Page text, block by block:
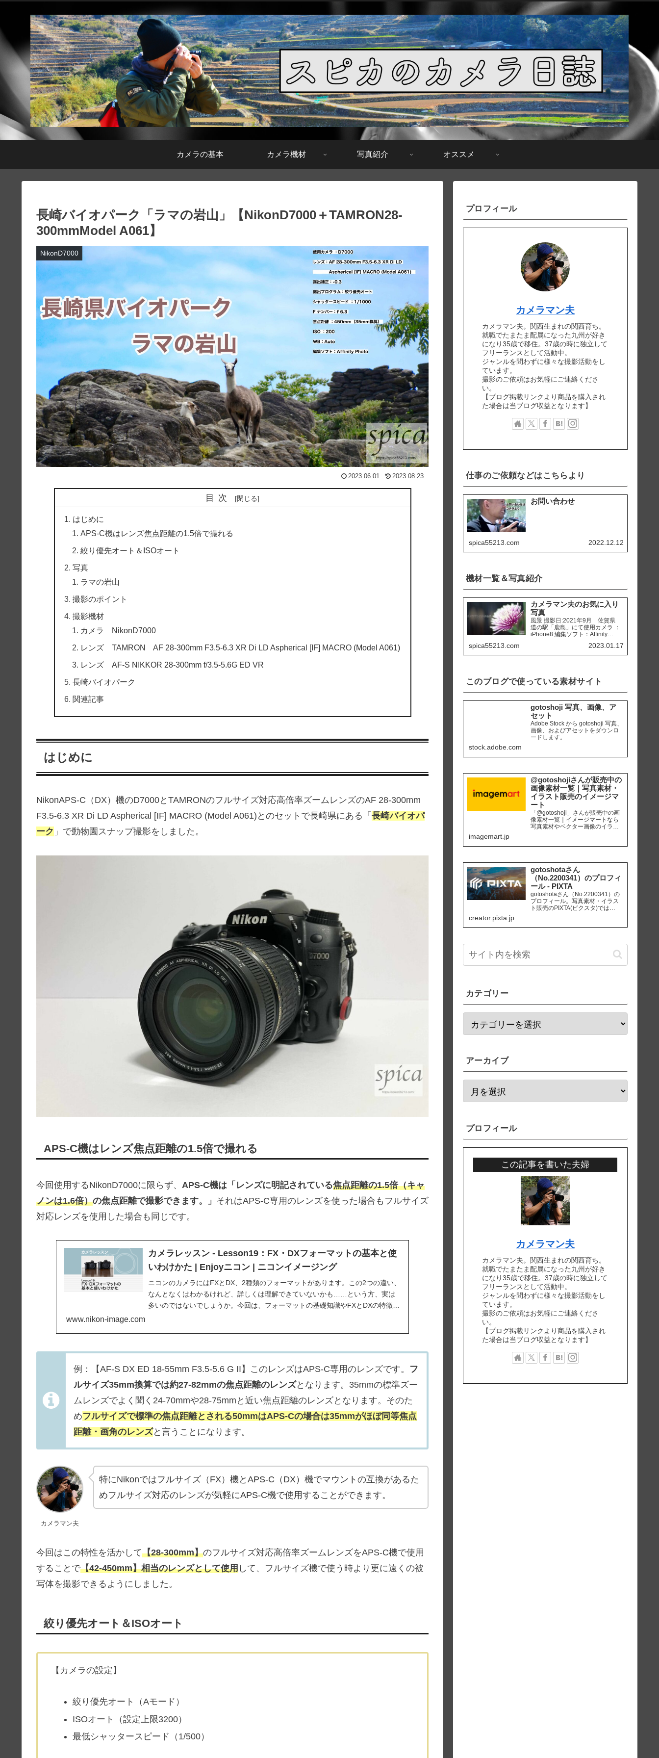
カメラの基本 カメラ機材 写真紹介 オススメ
長崎バイオパーク「ラマの岩山」【NikonD7000＋TAMRON28-
300mmModel A061】
NikonD7000
2023.06.01 2023.08.23
目次
はじめに
APS-C機はレンズ焦点距離の1.5倍で撮れる
絞り優先オート＆ISOオート
写真
ラマの岩山
撮影のポイント
撮影機材
カメラ NikonD7000
レンズ TAMRON AF 28-300mm F3.5-6.3 XR Di LD Aspherical [IF] MACRO (Model A061)
レンズ AF-S NIKKOR 28-300mm f/3.5-5.6G ED VR
長崎バイオパーク
関連記事
はじめに
NikonAPS-C（DX）機のD7000とTAMRONのフルサイズ対応高倍率ズームレンズのAF 28-300mm
F3.5-6.3 XR Di LD Aspherical [IF] MACRO (Model A061)とのセットで長崎県にある「 長崎バイオパ
ーク 」で動物園スナップ撮影をしました。
APS-C機はレンズ焦点距離の1.5倍で撮れる
今回使用するNikonD7000に限らず、 APS-C機は「レンズに明記されている焦点距離の1.5倍（キャ
ノンは1.6倍）の焦点距離で撮影できます。」 それはAPS-C専用のレンズを使った場合もフルサイズ
対応レンズを使用した場合も同じです。
カメラレッスン - Lesson19：FX・DXフォーマットの基本と使
いわけかた | Enjoyニコン | ニコンイメージング
ニコンのカメラにはFXとDX、2種類のフォーマットがあります。この2つの違い、
なんとなくはわかるけれど、詳しくは理解できていないかも……という方、実は
多いのではないでしょうか。今回は、フォーマットの基礎知識やFXとDXの特徴、
www.nikon-image.com
例：【AF-S DX ED 18-55mm F3.5-5.6 G II】このレンズはAPS-C専用のレンズです。 フ
ルサイズ35mm換算では約27-82mmの焦点距離のレンズとなります。35mmの標準ズー
ムレンズでよく聞く24-70mmや28-75mmと近い焦点距離のレンズとなります。そのた
めフルサイズで標準の焦点距離とされる50mmはAPS-Cの場合は35mmがほぼ同等焦点
距離・画角のレンズと言うことになります。
カメラマン夫
特にNikonではフルサイズ（FX）機とAPS-C（DX）機でマウントの互換があるた
めフルサイズ対応のレンズが気軽にAPS-C機で使用することができます。
今回はこの特性を活かして【28-300mm】のフルサイズ対応高倍率ズームレンズをAPS-C機で使用
することで【42-450mm】相当のレンズとして使用 して、フルサイズ機で使う時より更に遠くの被
写体を撮影できるようにしました。
絞り優先オート＆ISOオート
【カメラの設定】
絞り優先オート（Aモード）
ISOオート（設定上限3200）
最低シャッタースピード（1/500）
プロフィール
カメラマン夫
カメラマン夫。関西生まれの関西育ち。
就職でたまたま配属になった九州が好き
になり35歳で移住。37歳の時に独立して
フリーランスとして活動中。
ジャンルを問わずに様々な撮影活動をし
ています。
撮影のご依頼はお気軽にご連絡くださ
い。
【ブログ掲載リンクより商品を購入され
た場合は当ブログ収益となります】
仕事のご依頼などはこちらより
お問い合わせ
spica55213.com 2022.12.12
機材一覧＆写真紹介
カメラマン夫のお気に入り
写真
風景 撮影日:2021年9月 佐賀県
道の駅「鹿島」にて使用カメラ ：
iPhone8 編集ソフト：Affinity
天草市 「ホテルアレグリアガー
デンズ天草」にて使用カメラ ：
spica55213.com 2023.01.17
このブログで使っている素材サイト
gotoshoji 写真、画像、ア
セット
Adobe Stock から gotoshoji 写真、
画像、およびアセットをダウンロ
ードします。
stock.adobe.com
@gotoshojiさんが販売中の
画像素材一覧｜写真素材・
イラスト販売のイメージマ
ート
「@gotoshoji」さんが販売中の画
像素材一覧｜イメージマートなら
写真素材やベクター画像のイラス
購入可能です。個人、商用を問わ
イヤリティフリー画像を、広報、
販促、社内資料作り、サイト運営
等にご活用ください。
imagemart.jp
gotoshotaさん
（No.2200341）のプロフィ
ール - PIXTA
gotoshotaさん（No.2200341）の
プロフィール。写真素材・イラス
ト販売のPIXTA(ピクスタ)では
550円から購入可能です。毎週更新
creator.pixta.jp
カテゴリー
アーカイブ
プロフィール
この記事を書いた夫婦
カメラマン夫
カメラマン夫。関西生まれの関西育ち。
就職でたまたま配属になった九州が好き
になり35歳で移住。37歳の時に独立して
フリーランスとして活動中。
ジャンルを問わずに様々な撮影活動をし
ています。
撮影のご依頼はお気軽にご連絡くださ
い。
【ブログ掲載リンクより商品を購入され
た場合は当ブログ収益となります】